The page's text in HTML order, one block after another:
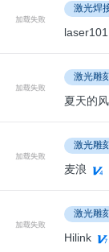
激光焊
laser101
激光雕
夏天的风
激光雕
麦浪
激光雕
Hilink